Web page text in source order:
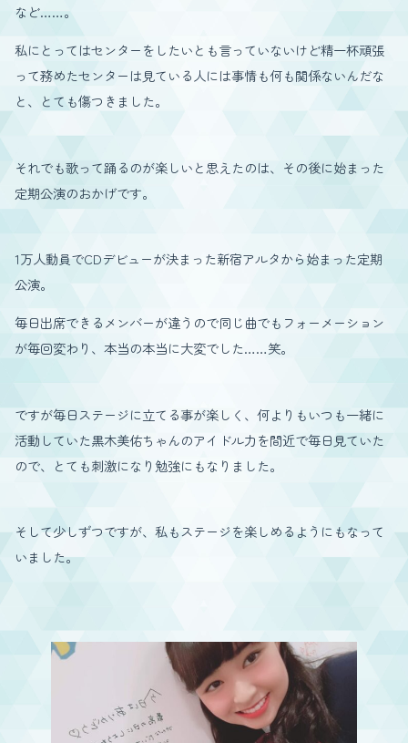
など……。
私にとってはセンターをしたいとも言っていないけど精一杯頑張
って務めたセンターは見ている人には事情も何も関係ないんだな
と、とても傷つきました。
それでも歌って踊るのが楽しいと思えたのは、その後に始まった
定期公演のおかげです。
1万人動員でCDデビューが決まった新宿アルタから始まった定期
公演。
毎日出席できるメンバーが違うので同じ曲でもフォーメーション
が毎回変わり、本当の本当に大変でした……笑。
ですが毎日ステージに立てる事が楽しく、何よりもいつも一緒に
活動していた黒木美佑ちゃんのアイドル力を間近で毎日見ていた
ので、とても刺激になり勉強にもなりました。
そして少しずつですが、私もステージを楽しめるようにもなって
いました。